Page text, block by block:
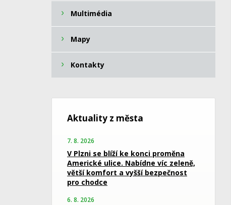
Multimédia
Mapy
Kontakty
Aktuality z města
7. 8. 2026
V Plzni se blíží ke konci proměna
Americké ulice. Nabídne víc zeleně,
větší komfort a vyšší bezpečnost
pro chodce
6. 8. 2026